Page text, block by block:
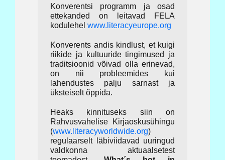
Konverentsi programm ja osad
ettekanded on leitavad FELA
kodulehel www.literacyeurope.org
Konverents andis kindlust, et kuigi
riikide ja kultuuride tingimused ja
traditsioonid võivad olla erinevad,
on nii probleemides kui
lahendustes palju sarnast ja
üksteiselt õppida.
Heaks kinnituseks siin on
Rahvusvahelise Kirjaoskusühingu
(www.literacyworldwide.org)
regulaarselt läbiviidavad uuringud
valdkonna aktuaalsetest